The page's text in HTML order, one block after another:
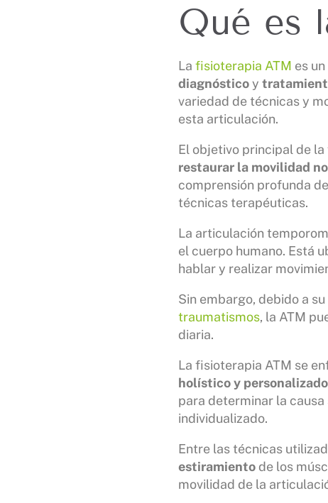
Qué es
La fisioterapia ATM es
diagnósticoy
variedad de técnicas y
esta articulación.
El objetivo principal de
restaurar la movilidad
comprensión profunda
técnicas terapéuticas.
La articulación
el cuerpo humano. Está
hablar y realizar
Sin embargo, debido a
traumatismos, la ATM
diaria.
La fisioterapia ATM se
holístico y personalizado
para determinar la
individualizado.
Entre las técnicas
estiramientode los
movilidad de la